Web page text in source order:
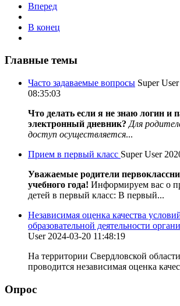
Вперед
В конец
Главные темы
Часто задаваемые вопросы Super User
08:35:03
Что делать если я не знаю логин и
электронный дневник? Для
доступ осуществляется...
Прием в первый класс Super User
Уважаемые родители
учебного года! Информируем вас о
детей в первый класс: В первый...
Независимая оценка качества
образовательной деятельности
User 2024-03-20 11:48:19
На территории Свердловской
проводится независимая оценка
Опрос